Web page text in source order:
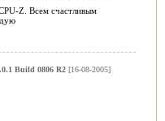
Z. Всем счастливым
Build 0806 R2[16-08-2005]